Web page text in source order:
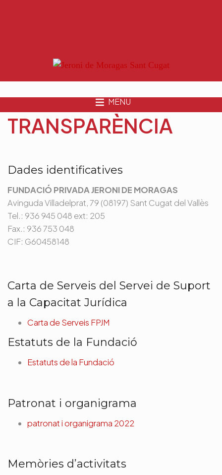
MENU
TRANSPARÈNCIA
Dades identificatives
FUNDACIÓ PRIVADA JERONI DE MORAGAS
Avinguda Villadelprat, 79 (08197) Sant Cugat del Vallès
Tel.: 936 945 048 ext: 205
Fax.: 936 753 048
CIF: G60458148
Carta de Serveis del Servei de Suport
a la Capacitat Jurídica
Carta de Serveis FPJM
Estatuts de la Fundació
Estatuts de la Fundació
Patronat i organigrama
patronat i organigrama 2022
Memòries d’activitats